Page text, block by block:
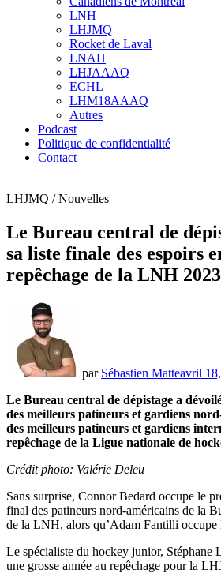
sub
menu
LNH
LHJMQ
Rocket de Laval
LNAH
LHJAAAQ
ECHL
LHM18AAAQ
Autres
Podcast
Politique de confidentialité
Contact
LHJMQ /Nouvelles
Le Bureau central de
sa liste finale des espoirs
repêchage de la LNH 2023
par Sébastien Matteavril
Le Bureau central de dépistage a
des meilleurs patineurs et gardiens
des meilleurs patineurs et gardiens
repêchage de la Ligue nationale de
Crédit photo: Valérie Deleu
Sans surprise, Connor Bedard occupe le
final des patineurs nord-américains de la
de la LNH, alors qu’Adam Fantilli occupe
Le spécialiste du hockey junior, Stéphane
une grosse année au repêchage pour la